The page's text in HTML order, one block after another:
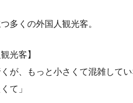
多くの外国人観光客。
光客】
くが、もっと小さくて混雑して
て」